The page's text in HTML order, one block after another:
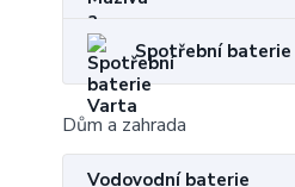
Spotřební
Dům a zahrada
Vodovodní baterie